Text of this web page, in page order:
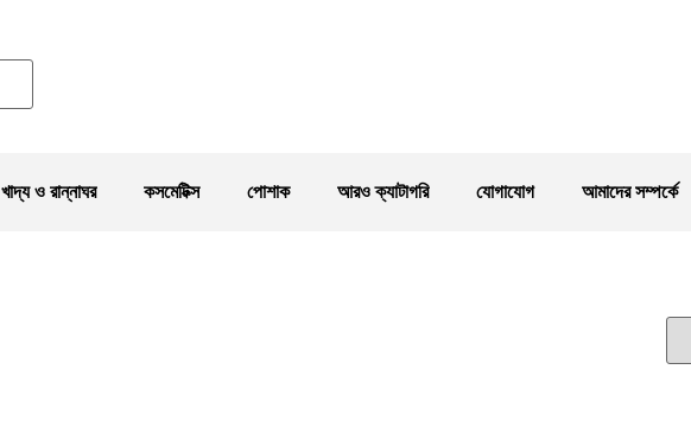
খাদ্য ও রান্নাঘর কসমেটিক্স পোশাক আরও ক্যাটাগরি যোগাযোগ আমাদের সম্পর্কে